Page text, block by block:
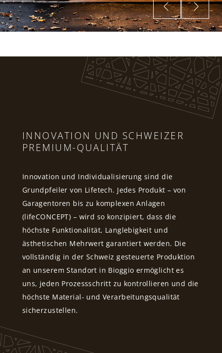
INNOVATION UND SCHWEIZER
PREMIUM-QUALITÄT
Innovation und Individualisierung sind die
Grundpfeiler von Lifetech. Jedes Produkt – von
Garagentoren bis zu komplexen Anlagen
(lifeCONCEPT) – wird so konzipiert, dass die
höchste Funktionalität, Langlebigkeit und
ästhetischen Mehrwert garantiert werden. Die
vollständig in der Schweiz gesteuerte Produktion
an unserem Standort in Bioggio ermöglicht es
uns, jeden Prozessschritt zu kontrollieren und die
höchste Material- und Verarbeitungsqualität
sicherzustellen.